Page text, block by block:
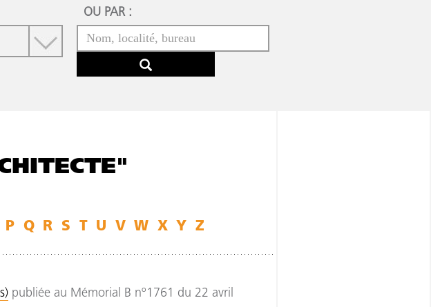
OU PAR :
P Q R S T U V W X Y Z
publiée au Mémorial B nº1761 du 22 avril